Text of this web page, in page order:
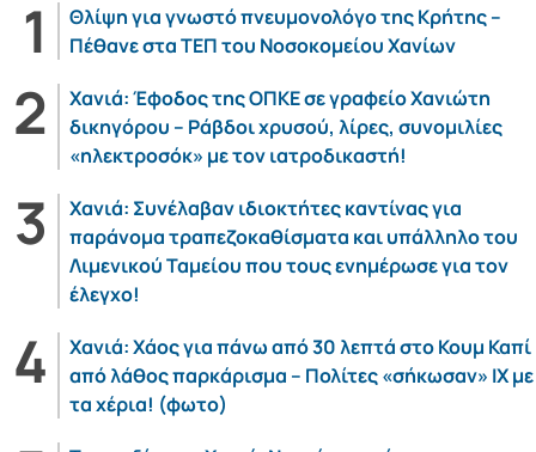
Θλίψη για γνωστό πνευμονολόγο της Κρήτης –
Πέθανε στα ΤΕΠ του Νοσοκομείου Χανίων
Χανιά: Έφοδος της ΟΠΚΕ σε γραφείο Χανιώτη
δικηγόρου – Ράβδοι χρυσού, λίρες, συνομιλίες
«ηλεκτροσόκ» με τον ιατροδικαστή!
Χανιά: Συνέλαβαν ιδιοκτήτες καντίνας για
παράνομα τραπεζοκαθίσματα και υπάλληλο του
Λιμενικού Ταμείου που τους ενημέρωσε για τον
έλεγχο!
Χανιά: Χάος για πάνω από 30 λεπτά στο Κουμ Καπί
από λάθος παρκάρισμα – Πολίτες «σήκωσαν» ΙΧ με
τα χέρια! (φωτο)